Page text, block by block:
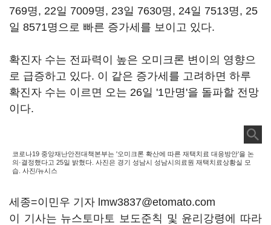
769명, 22일 7009명, 23일 7630명, 24일 7513명, 25
일 8571명으로 빠른 증가세를 보이고 있다.
확진자 수는 전파력이 높은 오미크론 변이의 영향으
로 급증하고 있다. 이 같은 증가세를 고려하면 하루
확진자 수는 이르면 오는 26일 '1만명'을 돌파할 전망
이다.
코로나19 중앙재난안전대책본부는 '오미크론 확산에 따른 재택치료 대응방안'을 논
의·결정했다고 25일 밝혔다. 사진은 경기 성남시 성남시의료원 재택치료상황실 모
습. 사진/뉴시스
세종=이민우 기자 lmw3837@etomato.com
이 기사는 뉴스토마토 보도준칙 및 윤리강령에 따라